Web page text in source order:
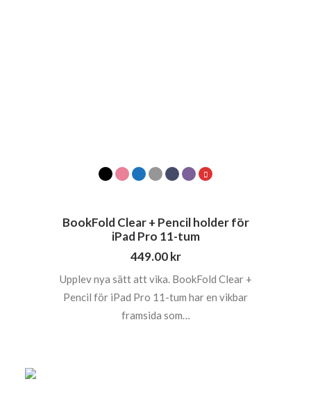
BookFold Clear + Pencil holder för
iPad Pro 11-tum
449.00kr
Upplev nya sätt att vika. BookFold Clear +
Pencil för iPad Pro 11-tum har en vikbar
framsida som…